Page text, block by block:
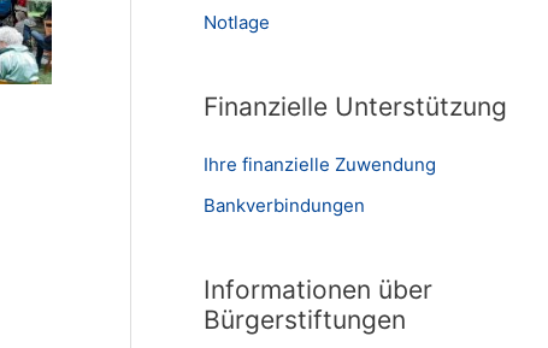
Notlage
Finanzielle Unterstützung
Ihre finanzielle Zuwendung
Bankverbindungen
Informationen über
Bürgerstiftungen